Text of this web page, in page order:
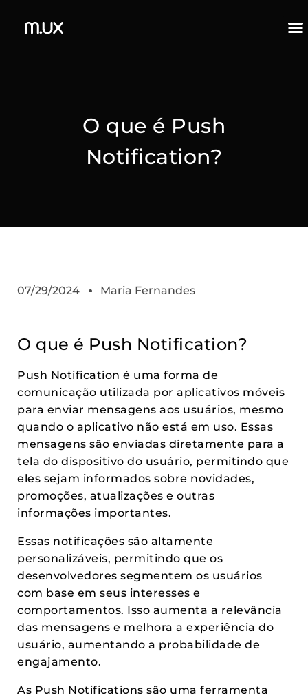
O que é Push
Notification?
07/29/2024 Maria Fernandes
O que é Push Notification?
Push Notification é uma forma de
comunicação utilizada por aplicativos móveis
para enviar mensagens aos usuários, mesmo
quando o aplicativo não está em uso. Essas
mensagens são enviadas diretamente para a
tela do dispositivo do usuário, permitindo que
eles sejam informados sobre novidades,
promoções, atualizações e outras
informações importantes.
Essas notificações são altamente
personalizáveis, permitindo que os
desenvolvedores segmentem os usuários
com base em seus interesses e
comportamentos. Isso aumenta a relevância
das mensagens e melhora a experiência do
usuário, aumentando a probabilidade de
engajamento.
As Push Notifications são uma ferramenta